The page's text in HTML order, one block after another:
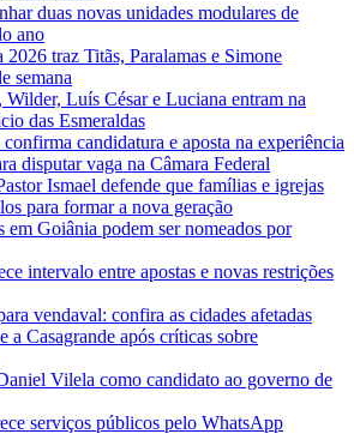
duas novas unidades modulares de
ano
2026 traz Titãs, Paralamas e Simone
semana
Luís César e Luciana entram na
das Esmeraldas
confirma candidatura e aposta na experiência
disputar vaga na Câmara Federal
Ismael defende que famílias e igrejas
para formar a nova geração
em Goiânia podem ser nomeados por
intervalo entre apostas e novas restrições
vendaval: confira as cidades afetadas
a Casagrande após críticas sobre
Vilela como candidato ao governo de
serviços públicos pelo WhatsApp